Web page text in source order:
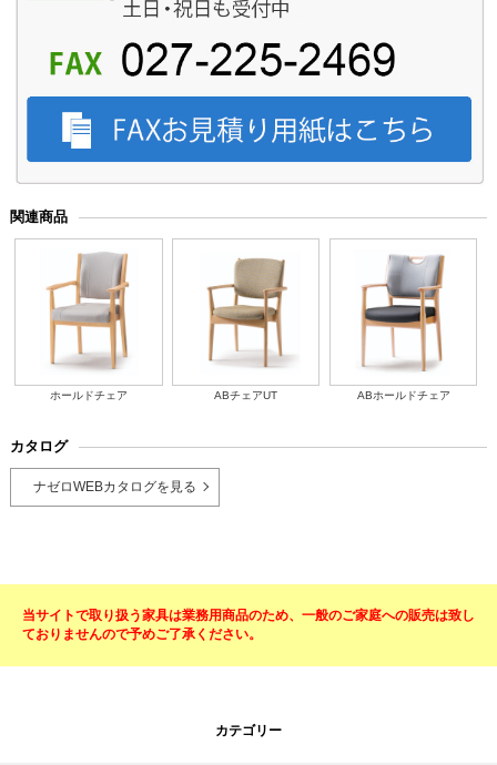
関連商品
ホールドチェア ABチェアUT ABホールドチェア
カタログ
ナゼロWEBカタログを見る
当サイトで取り扱う家具は業務用商品のため、一般のご家庭への販売は致し
ておりませんので予めご了承ください。
カテゴリー